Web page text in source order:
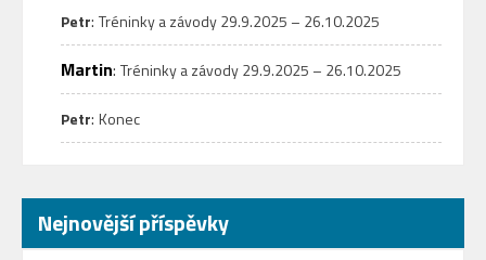
Petr: Tréninky a závody 29.9.2025 – 26.10.2025
Martin: Tréninky a závody 29.9.2025 – 26.10.2025
Petr: Konec
Nejnovější příspěvky